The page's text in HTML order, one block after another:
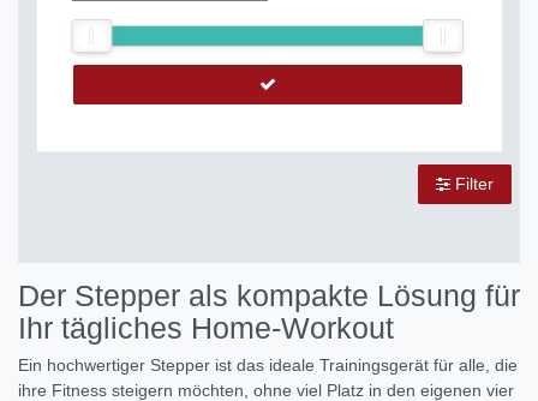
Filter
Der Stepper als kompakte Lösung für
Ihr tägliches Home-Workout
Ein hochwertiger Stepper ist das ideale Trainingsgerät für alle, die
ihre Fitness steigern möchten, ohne viel Platz in den eigenen vier